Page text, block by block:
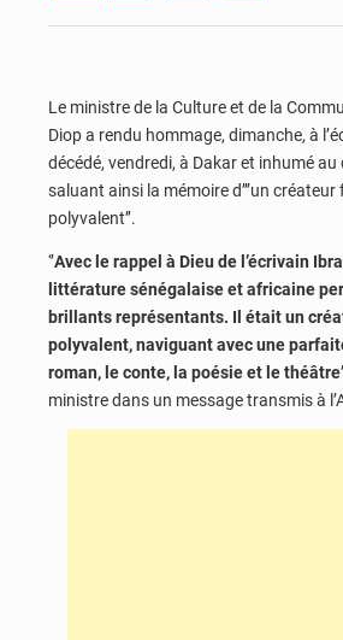
Le ministre de la Culture et de la
Diop a rendu hommage, dimanche, à
décédé, vendredi, à Dakar et inhumé au
saluant ainsi la mémoire d’’’un créateur
polyvalent’’.
‘’Avec le rappel à Dieu de l’écrivain
littérature sénégalaise et africaine
brillants représentants. Il était un
polyvalent, naviguant avec une
roman, le conte, la poésie et le théâtre
ministre dans un message transmis à